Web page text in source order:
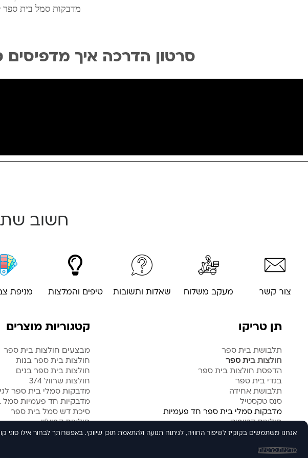
מדבקות סמל בית ספר
סרטון הדרכה איך
חשוב
צור קשר מעקב משלוח שאלות ותשובות טיפים והמלצות מניפת
תן טריקו
תלבושת בית ספר
חולצות בית ספר
הדפסת חולצות בית ספר
בגדי בית ספר
תלבושת אחידה
סנס טקסטיל
מדבקות סמלי בית ספר חד פעמיות
חולצות דרייפיט
סיכת דש עם סמל בית-ספר
קטגוריות מוצרים
מבצעים חולצות בית ספר
חולצות בית ספר בנות
חולצות בית ספר בנים
חולצות שרוול 3/4
מדבקות סמלי בית ספר
מדבקיות חד פעמיות סמל
סיכת דש סמל בית ספר
חולצות קפוצ’ון
הודעת עוגיות
אנחנו משתמשים בקוקיז לשיפור החוויה, לניתוח תנועה ולהתאמת תוכן שיווקי. באפשרותך לבחור אילו סוגי
מדיניות פרטיות